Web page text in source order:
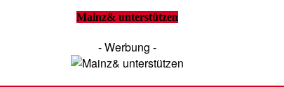
Mainz& unterstützen
- Werbung -